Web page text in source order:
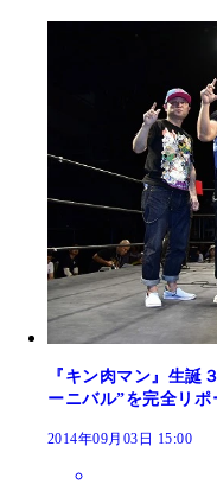
『キン肉マン』生
ーニバル”を完全リポ
2014年09月03日 15:00